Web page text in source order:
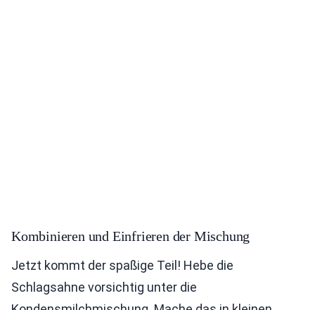
Kombinieren und Einfrieren der Mischung
Jetzt kommt der spaßige Teil! Hebe die
Schlagsahne vorsichtig unter die